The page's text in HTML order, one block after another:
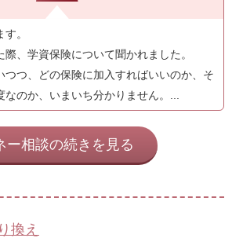
。
、学資保険について聞かれました。
つつ、どの保険に加入すればいいのか、そ
のか、いまいち分かりません。...
ー相談の続きを見る
換え